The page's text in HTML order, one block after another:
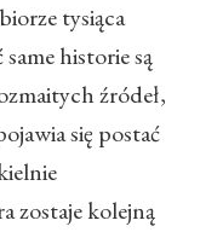
tysiąca
historie są
źródeł,
się postać
zostaje kolejną